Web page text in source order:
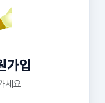
가입
세요